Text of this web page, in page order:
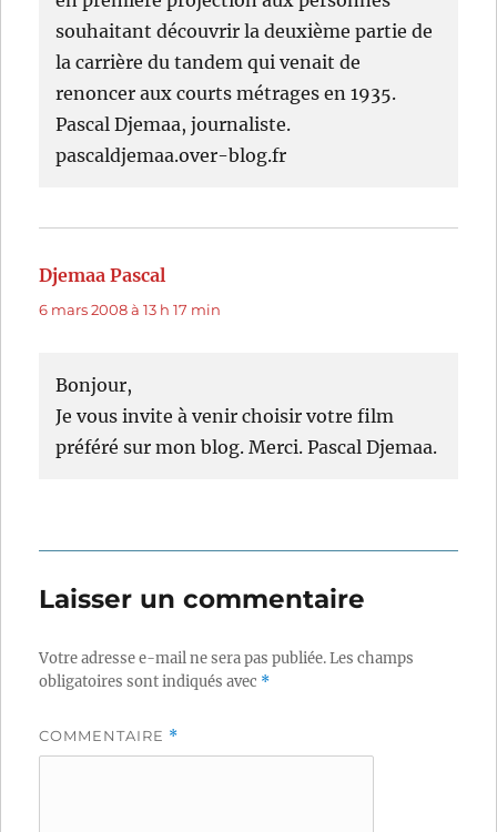
souhaitant découvrir la deuxième partie de
la carrière du tandem qui venait de
renoncer aux courts métrages en 1935.
Pascal Djemaa, journaliste.
pascaldjemaa.over-blog.fr
Djemaa Pascal
6 mars 2008 à 13 h 17 min
Bonjour,
Je vous invite à venir choisir votre film
préféré sur mon blog. Merci. Pascal Djemaa.
Laisser un commentaire
Votre adresse e-mail ne sera pas publiée.Les champs
obligatoires sont indiqués avec *
COMMENTAIRE *